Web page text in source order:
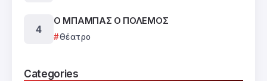
Ο ΜΠΑΜΠΑΣ Ο ΠΟΛΕΜΟΣ
Θέατρο
Categories